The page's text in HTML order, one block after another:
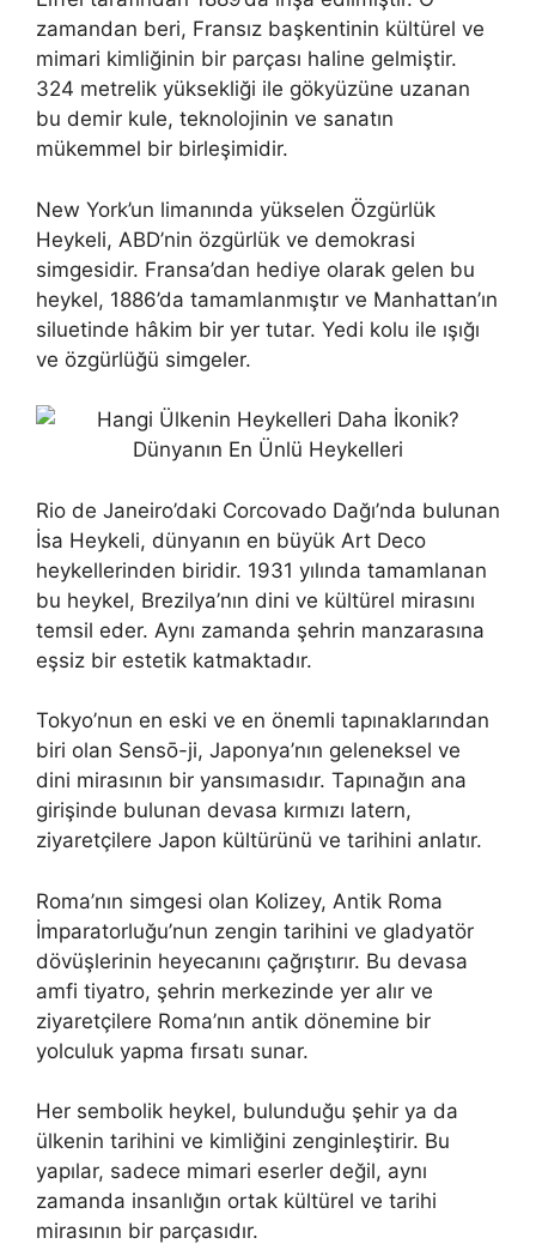
zamandan beri, Fransız başkentinin kültürel ve
mimari kimliğinin bir parçası haline gelmiştir.
324 metrelik yüksekliği ile gökyüzüne uzanan
bu demir kule, teknolojinin ve sanatın
mükemmel bir birleşimidir.
New York’un limanında yükselen Özgürlük
Heykeli, ABD’nin özgürlük ve demokrasi
simgesidir. Fransa’dan hediye olarak gelen bu
heykel, 1886’da tamamlanmıştır ve Manhattan’ın
siluetinde hâkim bir yer tutar. Yedi kolu ile ışığı
ve özgürlüğü simgeler.
Rio de Janeiro’daki Corcovado Dağı’nda bulunan
İsa Heykeli, dünyanın en büyük Art Deco
heykellerinden biridir. 1931 yılında tamamlanan
bu heykel, Brezilya’nın dini ve kültürel mirasını
temsil eder. Aynı zamanda şehrin manzarasına
eşsiz bir estetik katmaktadır.
Tokyo’nun en eski ve en önemli tapınaklarından
biri olan Sensō-ji, Japonya’nın geleneksel ve
dini mirasının bir yansımasıdır. Tapınağın ana
girişinde bulunan devasa kırmızı latern,
ziyaretçilere Japon kültürünü ve tarihini anlatır.
Roma’nın simgesi olan Kolizey, Antik Roma
İmparatorluğu’nun zengin tarihini ve gladyatör
dövüşlerinin heyecanını çağrıştırır. Bu devasa
amfi tiyatro, şehrin merkezinde yer alır ve
ziyaretçilere Roma’nın antik dönemine bir
yolculuk yapma fırsatı sunar.
Her sembolik heykel, bulunduğu şehir ya da
ülkenin tarihini ve kimliğini zenginleştirir. Bu
yapılar, sadece mimari eserler değil, aynı
zamanda insanlığın ortak kültürel ve tarihi
mirasının bir parçasıdır.